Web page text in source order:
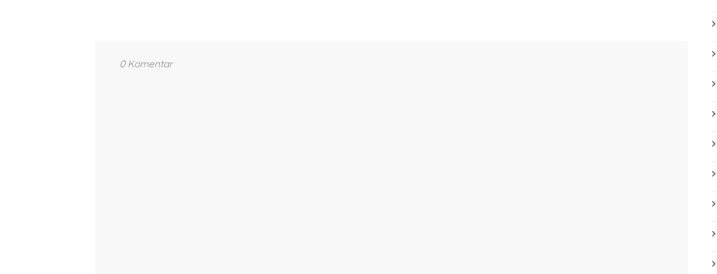
0 Komentar